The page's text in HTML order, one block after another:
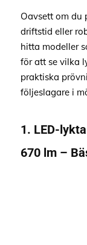
Oavsett om du
driftstid eller
hitta modeller
för att se vilka
praktiska
följeslagare i
1. LED-
670 lm –